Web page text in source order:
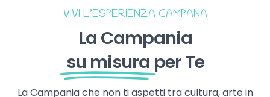
VIVI L’ESPERIENZA CAMPANA
La Campania
su misura per Te
La Campania che non ti aspetti tra cultura, arte in